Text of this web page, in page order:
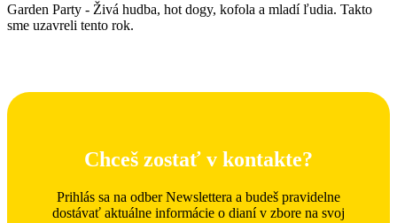
Garden Party - Živá hudba, hot dogy, kofola a mladí ľudia. Takto
sme uzavreli tento rok.
Chceš zostať v kontakte?
Prihlás sa na odber Newslettera a budeš pravidelne
dostávať aktuálne informácie o dianí v zbore na svoj